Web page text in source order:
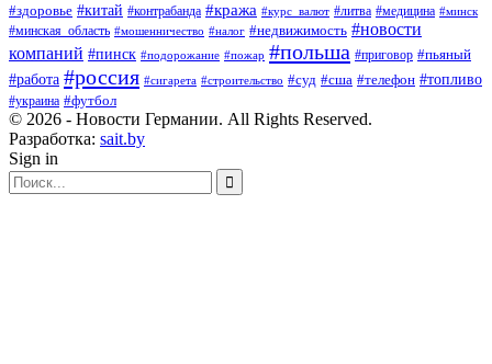
#здоровье #китай #контрабанда #кража #курс_валют #литва #медицина #минск
#минская_область #мошенничество #налог #недвижимость #новости
компаний #пинск #подорожание #пожар #польша #приговор #пьяный
#работа #россия #сигарета #строительство #суд #сша #телефон #топливо
#украина #футбол
© 2026 - Новости Германии. All Rights Reserved.
Разработка: sait.by
Sign in